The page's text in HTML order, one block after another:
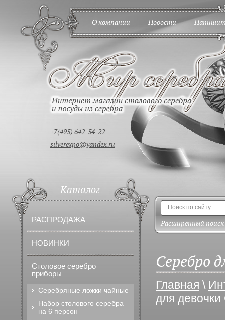
+7(495) 642-54-22
silverexpo@yandex.ru
О компании Новости
Расширенный поиск
Серебро
Главная \
для
Каталог
РАСПРОДАЖА
НОВИНКИ
Столовое серебро
приборы
Серебряные ложки чайные
Набор столового серебра
на 6 персон